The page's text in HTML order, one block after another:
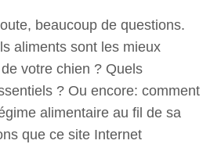
beaucoup de questions.
aliments sont les mieux
votre chien ? Quels
? Ou encore: comment
alimentaire au fil de sa
que ce site Internet